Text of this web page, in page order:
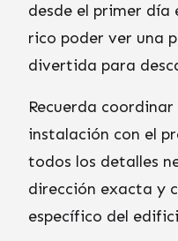
desde el primer día
rico poder ver una
divertida para
Recuerda
instalación con el
todos los detalles
dirección exacta y
específico del